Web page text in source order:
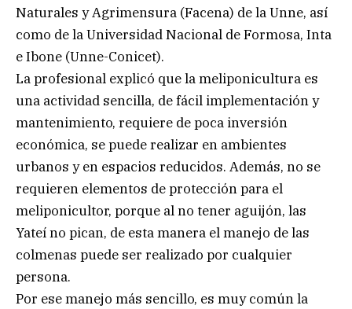
Naturales y Agrimensura (Facena) de la Unne, así
como de la Universidad Nacional de Formosa, Inta
e Ibone (Unne-Conicet).
La profesional explicó que la meliponicultura es
una actividad sencilla, de fácil implementación y
mantenimiento, requiere de poca inversión
económica, se puede realizar en ambientes
urbanos y en espacios reducidos. Además, no se
requieren elementos de protección para el
meliponicultor, porque al no tener aguijón, las
Yateí no pican, de esta manera el manejo de las
colmenas puede ser realizado por cualquier
persona.
Por ese manejo más sencillo, es muy común la